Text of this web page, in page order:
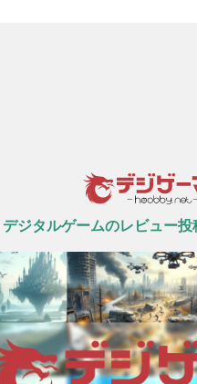
デジタルゲームのレビュー